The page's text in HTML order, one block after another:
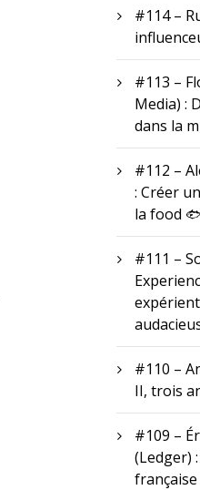
#114 –
#113 –
Media) :
dans la
#112 –
: Créer
la food
#111 –
#110 –
II, trois
#109 –
(Ledger)
française